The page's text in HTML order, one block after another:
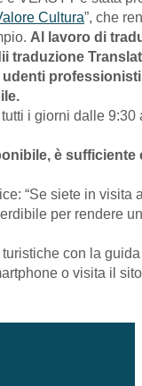
Cultura”, che
Al lavoro di
traduzione
i giorni dalle
è sufficiente
“Se siete in visita
per rendere
con la
o visita il